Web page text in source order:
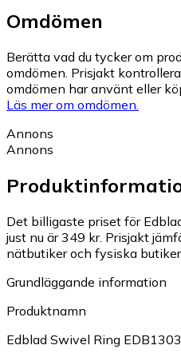
Omdömen
Berätta vad du tycker om
omdömen. Prisjakt
omdömen har använt eller
Läs mer om omdömen.
Annons
Annons
Det billigaste priset för
just nu är 349 kr. Prisjakt
nätbutiker och fysiska butiker.
Grundläggande information
Produktnamn
Edblad Swivel Ring